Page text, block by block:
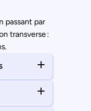
passant par
transverse :